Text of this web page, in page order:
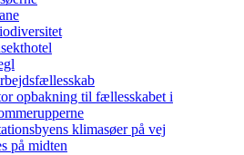
opbakning til fællesskabet i
klimasøer på vej
på midten